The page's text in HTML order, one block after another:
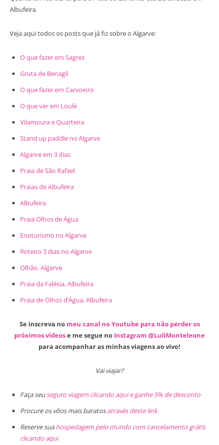
Albufeira.
Veja aqui todos os posts que já fiz sobre o Algarve:
O que fazer em Sagres
Gruta de Benagil
O que fazer em Carvoeiro
O que ver em Loulé
Vilamoura e Quarteira
Stand up paddle no Algarve
Algarve em 3 dias
Praia de São Rafael
Praias de Albufeira
Albufeira
Praia Olhos de Água
Enoturismo no Algarve
Roteiro 3 dias no Algarve
Olhão, Algarve
Praia da Falésia, Albufeira
Praia de Olhos d’Água, Albufeira
Se inscreva no meu canal no Youtube para não perder os
próximos vídeose me segue no Instagram @LuliMonteleone
para acompanhar as minhas viagens ao vivo!
Vai viajar?
Faça seuseguro viagem clicando aqui e ganhe 5% de desconto
Procure os vôos mais baratosatravés deste link
Reserve suahospedagem pelo mundo com cancelamento grátis
clicando aqui